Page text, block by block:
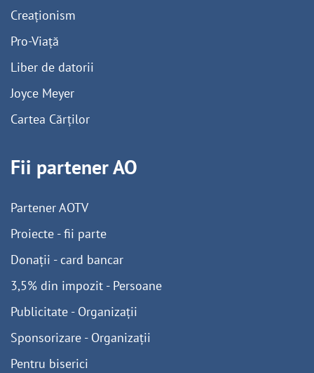
Creaționism
Pro-Viață
Liber de datorii
Joyce Meyer
Cartea Cărților
Fii partener AO
Partener AOTV
Proiecte - fii parte
Donații - card bancar
3,5% din impozit - Persoane
Publicitate - Organizații
Sponsorizare - Organizații
Pentru biserici